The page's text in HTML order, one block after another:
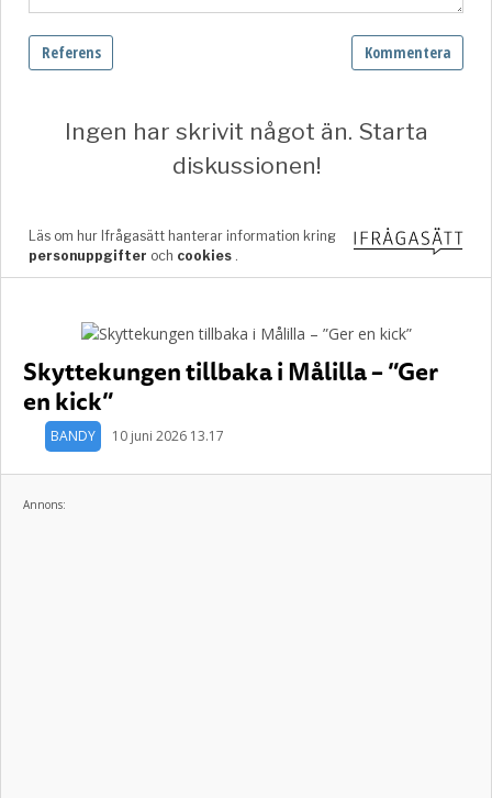
Skyttekungen tillbaka i Målilla – ”Ger
en kick”
BANDY 10 juni 2026 13.17
Annons: